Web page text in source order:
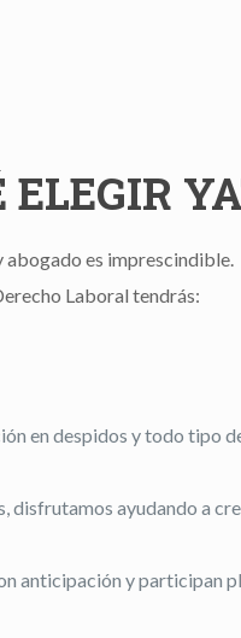
ELEGIR
abogado es imprescindible.
Laboral tendrás:
en despidos y todo tipo
ayudando a
anticipación y participan